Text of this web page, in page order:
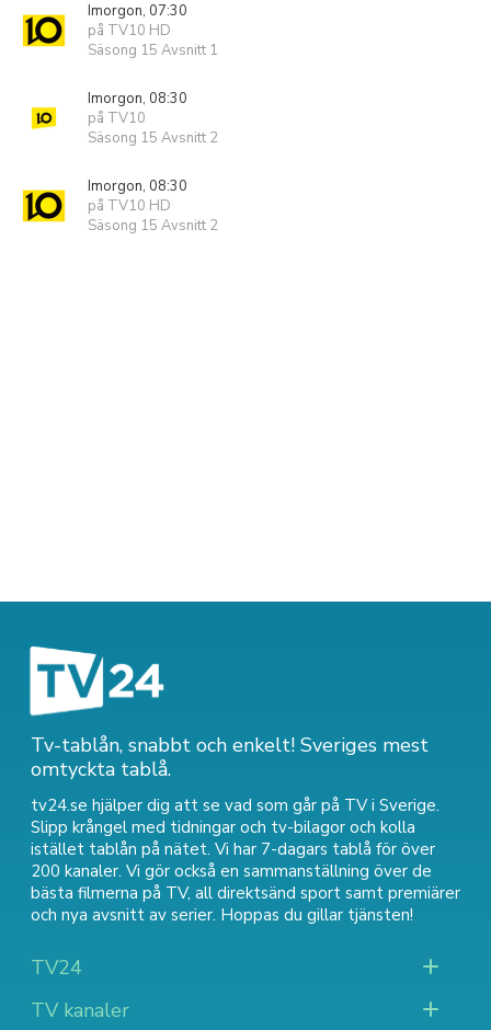
Imorgon, 07:30
på TV10 HD
Säsong 15 Avsnitt 1
Imorgon, 08:30
på TV10
Säsong 15 Avsnitt 2
Imorgon, 08:30
på TV10 HD
Säsong 15 Avsnitt 2
Tv-tablån, snabbt och enkelt! Sveriges mest
omtyckta tablå.
tv24.se hjälper dig att se vad som går på TV i Sverige.
Slipp krångel med tidningar och tv-bilagor och kolla
istället tablån på nätet. Vi har 7-dagars tablå för över
200 kanaler. Vi gör också en sammanställning över de
bästa filmerna på TV, all direktsänd sport samt premiärer
och nya avsnitt av serier. Hoppas du gillar tjänsten!
TV24
TV kanaler